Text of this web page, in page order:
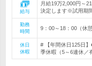
給与
月給19万2,000円～
決定します※試用期
勤務
時間
9：00～18：00（休
休日
休暇
# 【年間休日125日
季休暇（5～6連休／